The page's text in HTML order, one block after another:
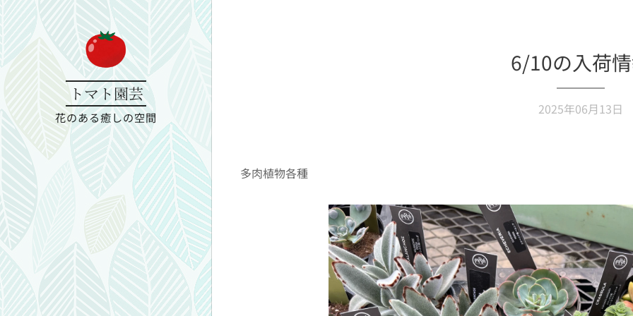
トマト園芸
花のある癒しの空間
6/10の入荷
2025年06月13日
多肉植物各種